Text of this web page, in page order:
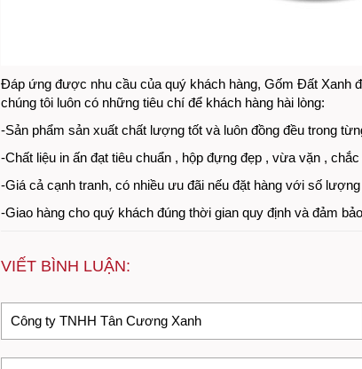
Đáp ứng được nhu cầu của quý khách hàng, Gốm Đất Xanh
chúng tôi luôn có những tiêu chí để khách hàng hài lòng:
-Sản phẩm sản xuất chất lượng tốt và luôn đồng đều trong
-Chất liệu in ấn đạt tiêu chuẩn , hộp đựng đẹp , vừa vặn , chắc
-Giá cả cạnh tranh, có nhiều ưu đãi nếu đặt hàng với số
-Giao hàng cho quý khách đúng thời gian quy định và đảm
VIẾT BÌNH LUẬN: